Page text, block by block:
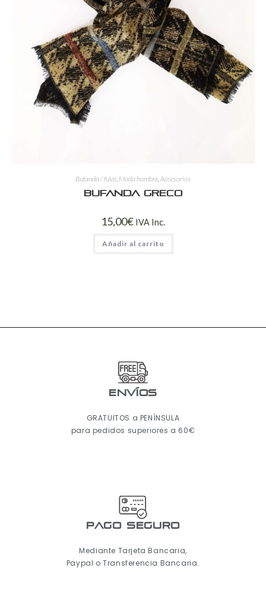
Bufanda / fular, Moda hombre,Accesorios
Bufanda Greco
15,00€ IVA Inc.
Añadir al carrito
ENVÍOS
GRATUITOS a PENÍNSULA
para pedidos superiores a 60€
pago seguro
Mediante Tarjeta Bancaria,
Paypal o Transferencia Bancaria.